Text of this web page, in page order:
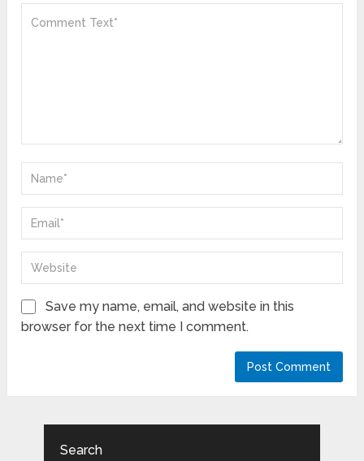
Save my name, email, and website in this
browser for the next time I comment.
Search